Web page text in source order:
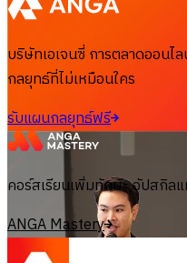
บริษัทเอเจนซี่ การตลาดออนไ
กลยุทธ์ที่ไม่เหมือนใคร
รับแผนกลยุทธ์ฟรี
คอร์สเรียนเพิ่มทักษะ อัปสกิล
ANGA Mastery